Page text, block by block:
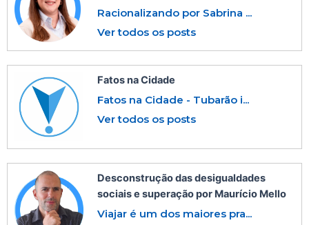
Racionalizando por Sabrina ...
Ver todos os posts
Fatos na Cidade
Fatos na Cidade - Tubarão i...
Ver todos os posts
Desconstrução das desigualdades
sociais e superação por Maurício Mello
Viajar é um dos maiores pra...